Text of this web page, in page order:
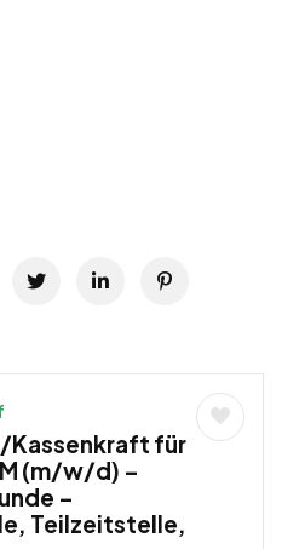
Kassenkraft für
(m/w/d) –
–
Teilzeitstelle,